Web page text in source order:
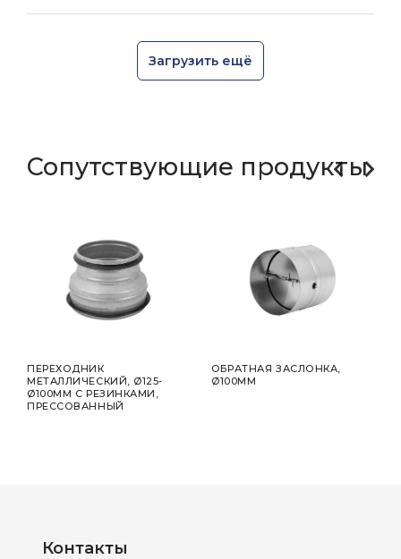
Загрузить ещё
Сопутствующие продукты
ПЕРЕХОДНИК
МЕТАЛЛИЧЕСКИЙ, Ø125-
Ø100MM С РЕЗИНКАМИ,
ПРЕССОВАННЫЙ
OБРАТНАЯ ЗАСЛОНКА,
Ø100MM
Контакты